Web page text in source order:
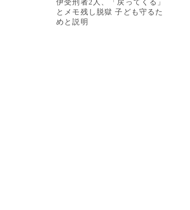
伊受刑者2人、「戻ってくる」
とメモ残し脱獄 子ども守るた
めと説明